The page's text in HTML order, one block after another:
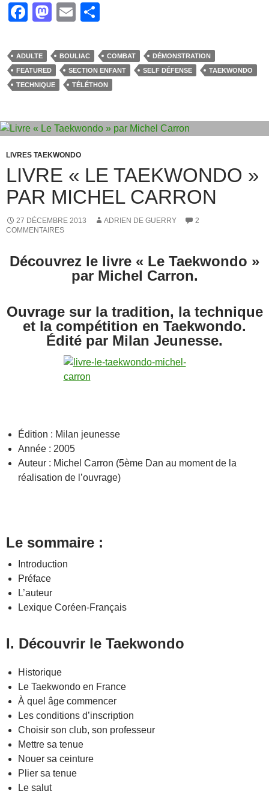
F
c
e
b
o
k
M
st
o
d
n
E
ail ta
g
er
ADULTE BOULIAC COMBAT
DÉMONSTRATION
FEATURED
SECTION ENFANT SELF DÉFENSE
TAEKWONDO
TECHNIQUE
TÉLÉTHON
LIVRES TAEKWONDO
LIVRE « LE TAEKWONDO »
PAR MICHEL CARRON
27 DÉCEMBRE 2013 ADRIEN DE GUERRY
2
COMMENTAIRES
Découvrez le livre « Le Taekwondo »
par Michel Carron.
Ouvrage sur la tradition, la technique
et la compétition en Taekwondo.
Édité par Milan Jeunesse.
Édition : Milan jeunesse
Année : 2005
Auteur : Michel Carron (5ème Dan au moment de la
réalisation de l’ouvrage)
Le sommaire :
Introduction
Préface
L’auteur
Lexique Coréen-Français
I. Découvrir le Taekwondo
Historique
Le Taekwondo en France
À quel âge commencer
Les conditions d’inscription
Choisir son club, son professeur
Mettre sa tenue
Nouer sa ceinture
Plier sa tenue
Le salut